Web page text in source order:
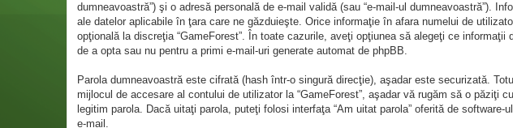
dumneavoastră”) şi o adresă personală de e-mail validă (sau “e-mail-ul dumneavoastră”).
ale datelor aplicabile în ţara care ne găzduieşte. Orice informaţie în afara numelui de
opţională la discreţia “GameForest”. În toate cazurile, aveţi opţiunea să alegeţi ce
de a opta sau nu pentru a primi e-mail-uri generate automat de phpBB.
Parola dumneavoastră este cifrată (hash într-o singură direcţie), aşadar este securizată.
mijlocul de accesare al contului de utilizator la “GameForest”, aşadar vă rugăm să o păziţi
legitim parola. Dacă uitaţi parola, puteţi folosi interfaţa “Am uitat parola” oferită de
e-mail.